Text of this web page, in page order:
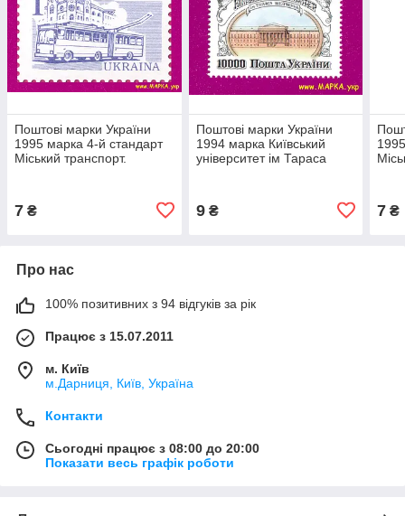
Поштові марки України
1995 марка 4-й стандарт
Міський транспорт.
7 ₴
Поштові марки України
1994 марка Київський
університет ім Тараса
9₴ 7 ₴
Про нас
100% позитивних з 94 відгуків за рік
Працює з 15.07.2011
м. Київ
м.Дарниця, Київ, Україна
Контакти
Сьогодні працює з 08:00 до 20:00
Показати весь графік роботи